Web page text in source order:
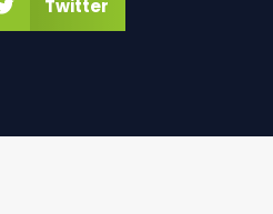
Twitter